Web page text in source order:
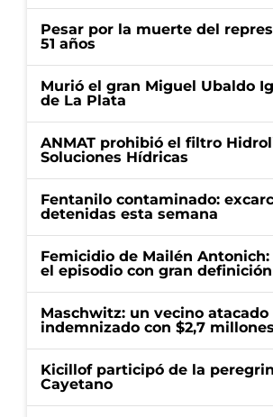
Pesar por la muerte del
51 años
Murió el gran Miguel Ubaldo
de La Plata
ANMAT prohibió el filtro
Soluciones Hídricas
Fentanilo contaminado:
detenidas esta semana
Femicidio de Mailén
el episodio con gran definición
Maschwitz: un vecino
indemnizado con $2,7 millones
Kicillof participó de la
Cayetano